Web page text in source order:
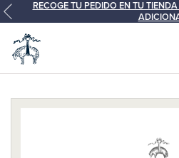
RECOGE TU PEDIDO EN TU